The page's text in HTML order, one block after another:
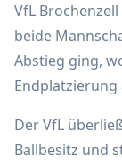
VfL
beide
Abstieg ging,
Endplatzierung
Der VfL
Ballbesitz und